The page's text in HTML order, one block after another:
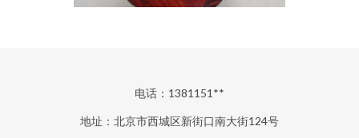
电话：1381151**
地址：北京市西城区新街口南大街124号